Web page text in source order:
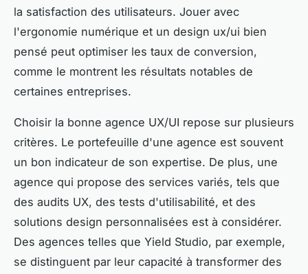
la satisfaction des utilisateurs. Jouer avec
l'ergonomie numérique et un design ux/ui bien
pensé peut optimiser les taux de conversion,
comme le montrent les résultats notables de
certaines entreprises.
Choisir la bonne agence UX/UI repose sur plusieurs
critères. Le portefeuille d'une agence est souvent
un bon indicateur de son expertise. De plus, une
agence qui propose des services variés, tels que
des audits UX, des tests d'utilisabilité, et des
solutions design personnalisées est à considérer.
Des agences telles que Yield Studio, par exemple,
se distinguent par leur capacité à transformer des